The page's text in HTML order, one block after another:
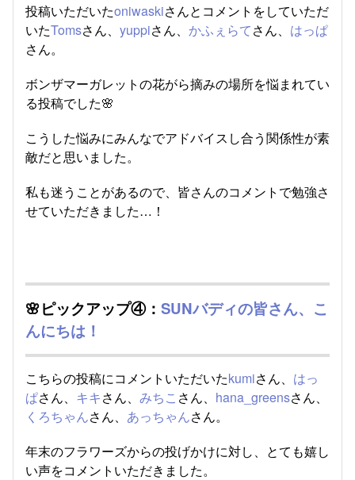
投稿いただいたoniwaskiさんとコメントをしていただ
いたTomsさん、 yuppiさん、 かふぇらてさん、 はっぱ
さん。
ボンザマーガレットの花がら摘みの場所を悩まれてい
る投稿でした🌸
こうした悩みにみんなでアドバイスし合う関係性が素
敵だと思いました。
私も迷うことがあるので、皆さんのコメントで勉強さ
せていただきました…！
🌸ピックアップ④： SUNバディの皆さん、こ
んにちは！
こちらの投稿にコメントいただいたkumiさん、 はっ
ぱさん、 キキさん、 みちこ さん、 hana_greensさん、
くろちゃんさん、 あっちゃんさん。
年末のフラワーズからの投げかけに対し、とても嬉し
い声をコメントいただきました。